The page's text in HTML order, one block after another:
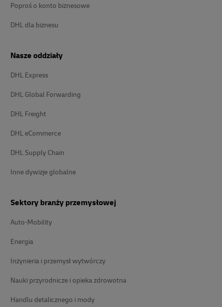
Poproś o konto biznesowe
DHL dla biznesu
Nasze oddziały
DHL Express
DHL Global Forwarding
DHL Freight
DHL eCommerce
DHL Supply Chain
Inne dywizje globalne
Sektory branży przemysłowej
Auto-Mobility
Energia
Inżynieria i przemysł wytwórczy
Nauki przyrodnicze i opieka zdrowotna
Handlu detalicznego i mody